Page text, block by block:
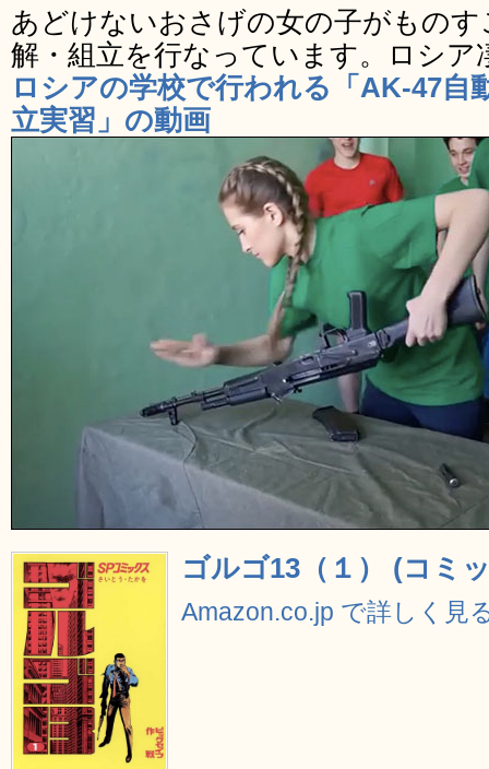
あどけないおさげの女の子がもの
解・組立を行なっています。ロシア
ロシアの学校で行われる「AK-47自
立実習」の動画
ゴルゴ13（１） (コミ
Amazon.co.jp で詳しく見